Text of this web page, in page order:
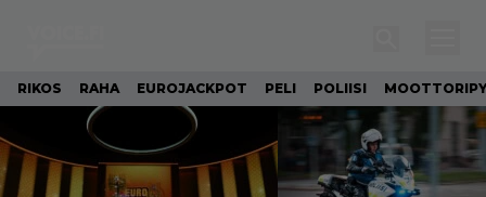
RIKOS RAHA EUROJACKPOT PELI POLIISI